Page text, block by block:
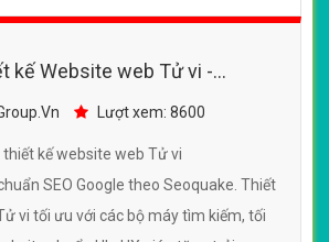
kế Website web Tử vi -
Lượt xem: 8600
kế website web Tử vi
SEO Google theo Seoquake. Thiết
vi tối ưu với các bộ máy tìm kiếm, tối